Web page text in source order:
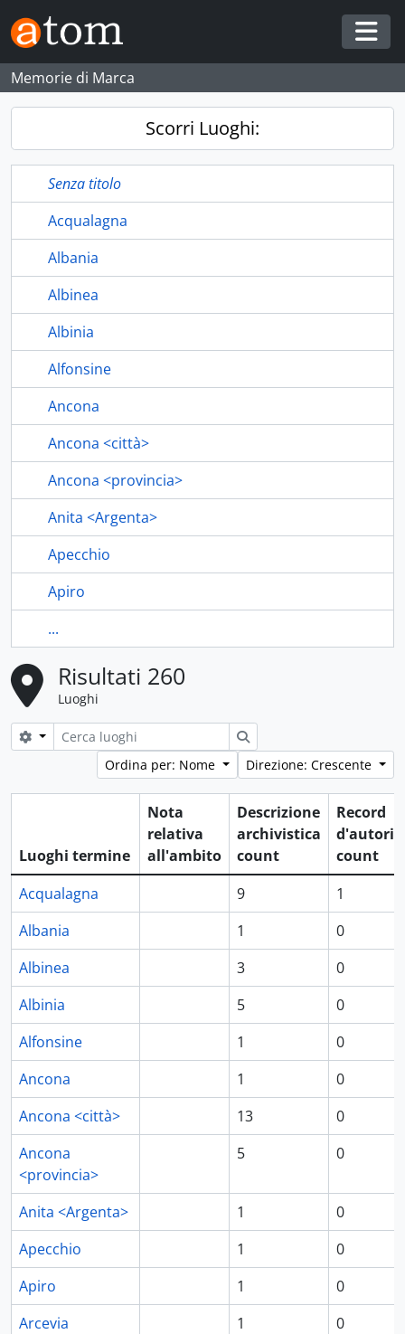
Skip to main content
Memorie di Marca
Scorri Luoghi:
Senza titolo
Acqualagna
Albania
Albinea
Albinia
Alfonsine
Ancona
Ancona <città>
Ancona <provincia>
Anita <Argenta>
Apecchio
Apiro
...
Risultati 260
Luoghi
Search options
Cerca
Ordina per: Nome
Direzione: Crescente
Luoghi termine
Nota
relativa
all'ambito
Descrizione
archivistica
count
Record
count
Acqualagna
9
1
Albania
1
0
Albinea
3
0
Albinia
5
0
Alfonsine
1
0
Ancona
1
0
Ancona <città>
13
0
Ancona
<provincia>
5 0
Anita <Argenta> 1
0
Apecchio
1
0
Apiro
1
0
Arcevia
1
0